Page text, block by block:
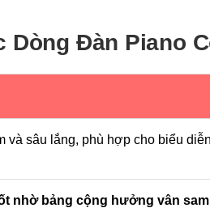
Dòng Đàn Piano
và sâu lắng, phù hợp cho biểu
nhờ bảng cộng hưởng vân